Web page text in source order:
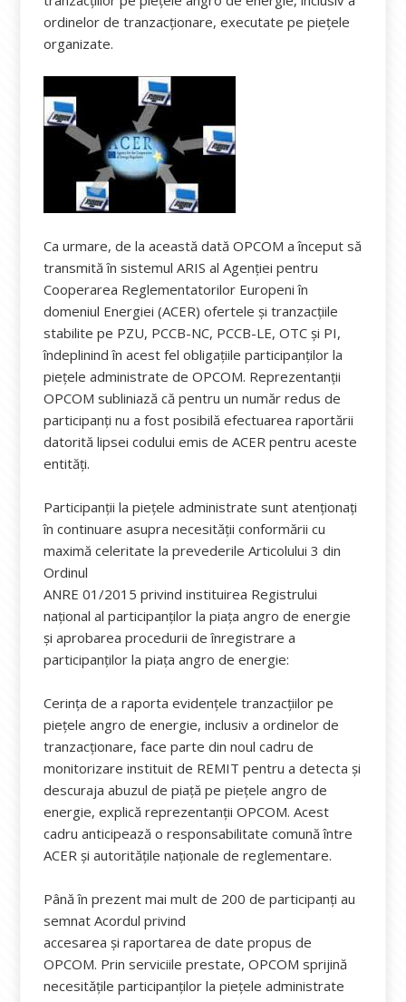
ordinelor de tranzacționare, executate pe piețele
organizate.
Ca urmare, de la această dată OPCOM a început să
transmită în sistemul ARIS al Agenţiei pentru
Cooperarea Reglementatorilor Europeni în
domeniul Energiei (ACER) ofertele și tranzacțiile
stabilite pe PZU, PCCB-NC, PCCB-LE, OTC și PI,
îndeplinind în acest fel obligațiile participanților la
piețele administrate de OPCOM. Reprezentanții
OPCOM subliniază că pentru un număr redus de
participanți nu a fost posibilă efectuarea raportării
datorită lipsei codului emis de ACER pentru aceste
entități.
Participanții la piețele administrate sunt atenționați
în continuare asupra necesității conformării cu
maximă celeritate la prevederile Articolului 3 din
Ordinul
ANRE 01/2015 privind instituirea Registrului
național al participanților la piața angro de energie
și aprobarea procedurii de înregistrare a
participanților la piața angro de energie:
Cerința de a raporta evidențele tranzacțiilor pe
piețele angro de energie, inclusiv a ordinelor de
tranzacționare, face parte din noul cadru de
monitorizare instituit de REMIT pentru a detecta și
descuraja abuzul de piață pe piețele angro de
energie, explică reprezentanții OPCOM. Acest
cadru anticipează o responsabilitate comună între
ACER și autoritățile naționale de reglementare.
Până în prezent mai mult de 200 de participanți au
semnat Acordul privind
accesarea și raportarea de date propus de
OPCOM. Prin serviciile prestate, OPCOM sprijină
necesitățile participanților la piețele administrate